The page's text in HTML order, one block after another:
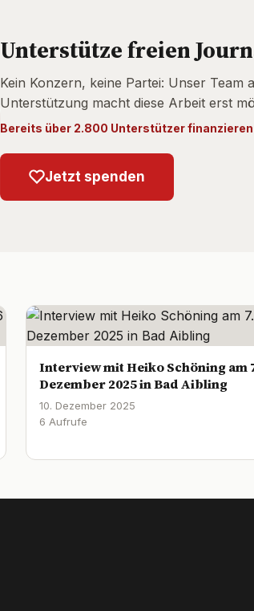
Unterstütze freien
Kein Konzern, keine Partei: Unser Team
Unterstützung macht diese Arbeit erst
Bereits über 2.800 Unterstützer
Jetzt spenden
Interview mit Heiko Schöning am
Dezember 2025 in Bad Aibling
10. Dezember 2025
6 Aufrufe